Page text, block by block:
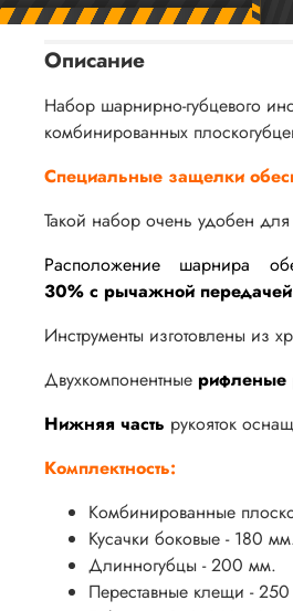
Описание
Набор шарнирно-губцевого
комбинированных
Специальные защелки
Такой набор очень удобен
Расположение шарнира
30% с рычажной передачей
Инструменты изготовлены из
Двухкомпонентные рифленые
Нижняя часть рукояток
Комплектность:
Комбинированные
Кусачки боковые - 180
Длинногубцы - 200 мм.
Переставные клещи -